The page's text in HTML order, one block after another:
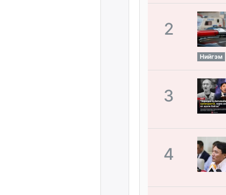
2
Нийгэм
3
4